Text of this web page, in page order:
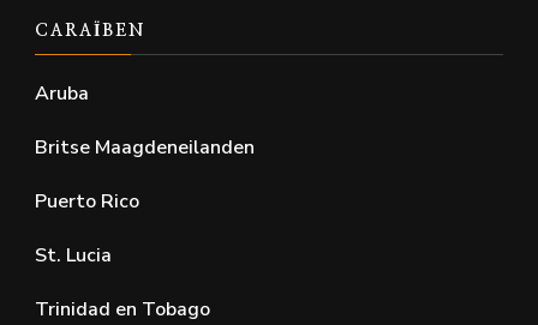
CARAÏBEN
Aruba
Britse Maagdeneilanden
Puerto Rico
St. Lucia
Trinidad en Tobago